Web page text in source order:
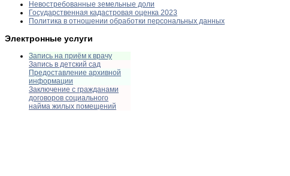
Невостребованные земельные доли
Государственная кадастровая оценка 2023
Политика в отношении обработки персональных данных
Электронные услуги
Запись на приём к врачу
Запись в детский сад
Предоставление архивной
информации
Заключение с гражданами
договоров социального
найма жилых помещений